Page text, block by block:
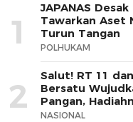
1
JAPANAS
Tawarkan Aset
Turun Tangan
POLHUKAM
2
Salut! RT 11
Bersatu
Pangan,
NASIONAL